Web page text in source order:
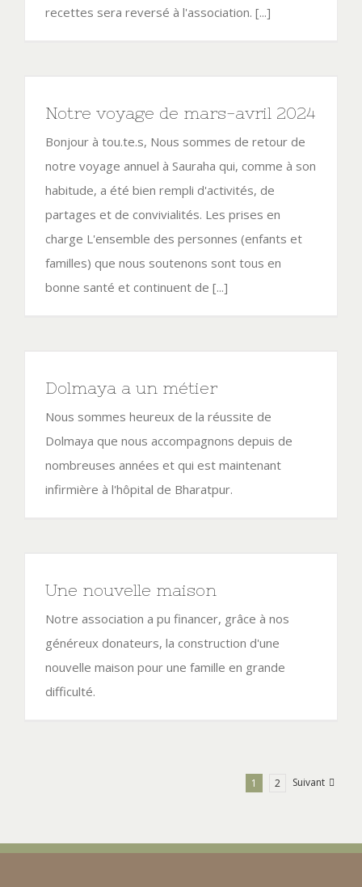
recettes sera reversé à l'association. [...]
Notre voyage de mars-avril 2024
Bonjour à tou.te.s, Nous sommes de retour de
notre voyage annuel à Sauraha qui, comme à son
habitude, a été bien rempli d'activités, de
partages et de convivialités. Les prises en
charge L'ensemble des personnes (enfants et
familles) que nous soutenons sont tous en
bonne santé et continuent de [...]
Dolmaya a un métier
Nous sommes heureux de la réussite de
Dolmaya que nous accompagnons depuis de
nombreuses années et qui est maintenant
infirmière à l'hôpital de Bharatpur.
Une nouvelle maison
Notre association a pu financer, grâce à nos
généreux donateurs, la construction d'une
nouvelle maison pour une famille en grande
difficulté.
1 2 Suivant